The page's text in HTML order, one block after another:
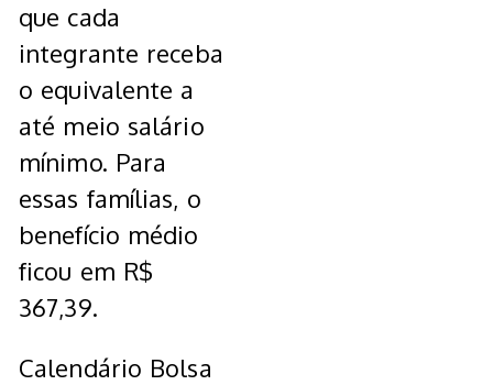
que cada
integrante receba
o equivalente a
até meio salário
mínimo. Para
essas famílias, o
benefício médio
ficou em R$
367,39.
Calendário Bolsa